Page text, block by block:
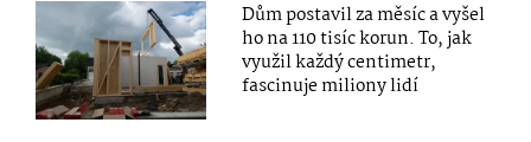
Dům postavil za měsíc a vyšel
ho na 110 tisíc korun. To, jak
využil každý centimetr,
fascinuje miliony lidí